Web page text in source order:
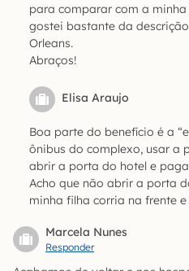
para comparar com a
gostei bastante da
Orleans.
Abraços!
Elisa Araujo
Boa parte do benefício é a
ônibus do complexo, usar a
abrir a porta do hotel e
Acho que não abrir a porta
minha filha corria na frente
Marcela Nunes
Responder